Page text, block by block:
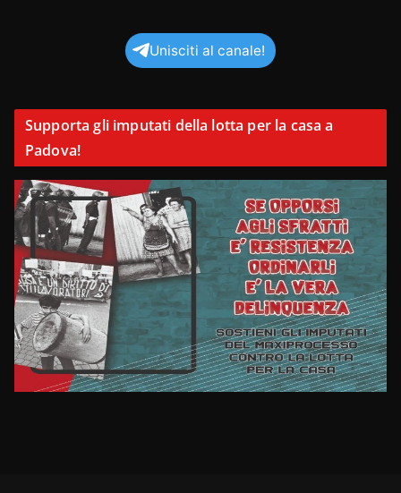
Unisciti al canale!
Supporta gli imputati della lotta per la casa a
Padova!